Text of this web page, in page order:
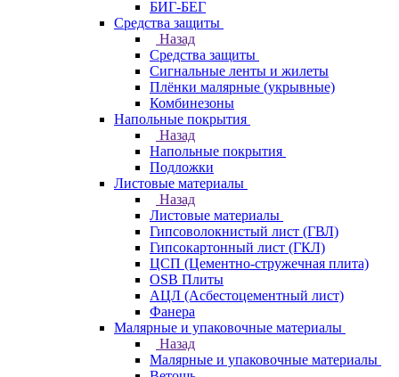
БИГ-БЕГ
Средства защиты
Назад
Средства защиты
Сигнальные ленты и жилеты
Плёнки малярные (укрывные)
Комбинезоны
Напольные покрытия
Назад
Напольные покрытия
Подложки
Листовые материалы
Назад
Листовые материалы
Гипсоволокнистый лист (ГВЛ)
Гипсокартонный лист (ГКЛ)
ЦСП (Цементно-стружечная плита)
OSB Плиты
АЦЛ (Асбестоцементный лист)
Фанера
Малярные и упаковочные материалы
Назад
Малярные и упаковочные материалы